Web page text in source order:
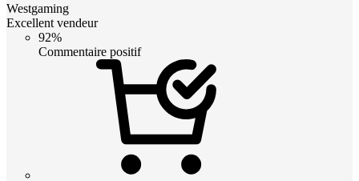
Westgaming
Excellent vendeur
92%
Commentaire positif